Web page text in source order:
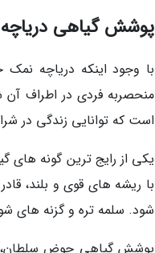
پوشش گیاهی
با وجود اینکه دریاچه
منحصربه فردی در اطراف
است که توانایی زندگی در
یکی از رایج ترین گونه های
با ریشه های قوی و بلند،
شود. سلمه تره و گزنه های
پوشش گیاهی حوض سلطان،